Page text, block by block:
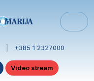
+385 1 2327000
Video stream